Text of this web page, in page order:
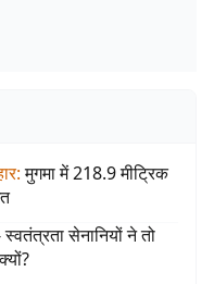
: मुगमा में 218.9 मीट्रिक
सेनानियों ने तो